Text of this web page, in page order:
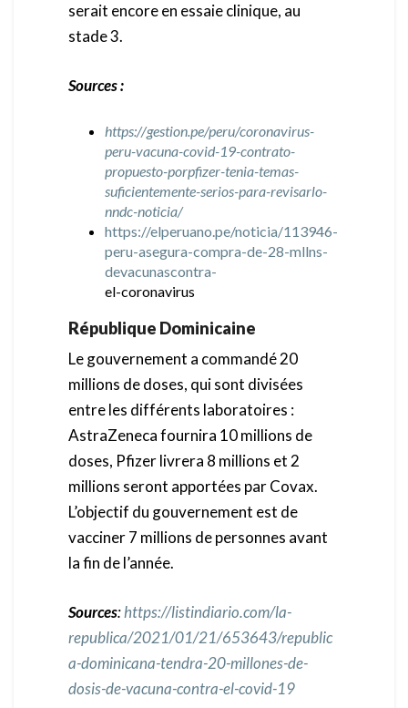
serait encore en essaie clinique, au
stade 3.
Sources :
https://gestion.pe/peru/coronavirus-
peru-vacuna-covid-19-contrato-
propuesto-porpfizer-tenia-temas-
suficientemente-serios-para-revisarlo-
nndc-noticia/
https://elperuano.pe/noticia/113946-
peru-asegura-compra-de-28-mllns-
devacunascontra-
el-coronavirus
République Dominicaine
Le gouvernement a commandé 20
millions de doses, qui sont divisées
entre les différents laboratoires :
AstraZeneca fournira 10 millions de
doses, Pfizer livrera 8 millions et 2
millions seront apportées par Covax.
L’objectif du gouvernement est de
vacciner 7 millions de personnes avant
la fin de l’année.
Sources:https://listindiario.com/la-
republica/2021/01/21/653643/republic
a-dominicana-tendra-20-millones-de-
dosis-de-vacuna-contra-el-covid-19